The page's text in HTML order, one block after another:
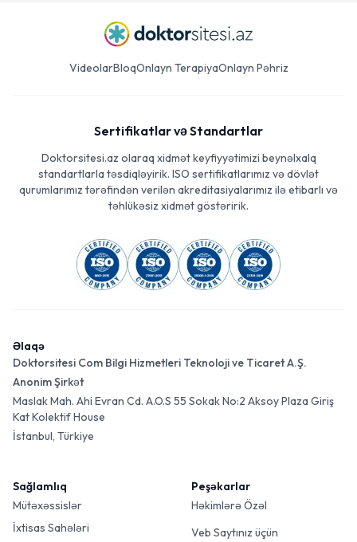
VideolarBloqOnlayn TerapiyaOnlayn Pəhriz
Sertifikatlar və Standartlar
Doktorsitesi.az olaraq xidmət keyfiyyətimizi beynəlxalq
standartlarla təsdiqləyirik. ISO sertifikatlarımız və dövlət
qurumlarımız tərəfindən verilən akreditasiyalarımız ilə etibarlı və
təhlükəsiz xidmət göstəririk.
Əlaqə
Doktorsitesi Com Bilgi Hizmetleri Teknoloji ve Ticaret A.Ş.
Anonim Şirkət
Maslak Mah. Ahi Evran Cd. A.O.S 55 Sokak No:2 Aksoy Plaza Giriş
Kat Kolektif House
İstanbul, Türkiye
Sağlamlıq
Mütəxəssislər
İxtisas Sahələri
Peşəkarlar
Həkimlərə Özəl
Veb Saytınız üçün